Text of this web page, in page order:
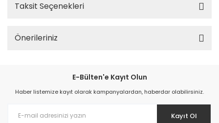
Taksit Seçenekleri
Önerileriniz
E-Bülten'e Kayıt Olun
Haber listemize kayıt olarak kampanyalardan, haberdar olabilirsiniz.
Kayıt Ol